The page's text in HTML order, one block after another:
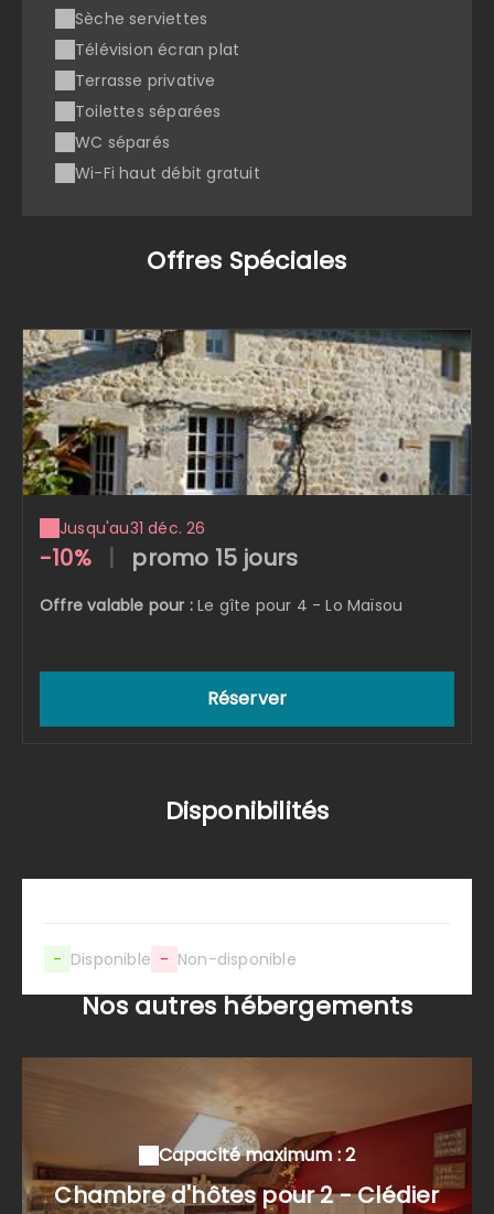
Sèche serviettes
Télévision écran plat
Terrasse privative
Toilettes séparées
WC séparés
Wi-Fi haut débit gratuit
Offres Spéciales
Jusqu'au31 déc. 26
-10% promo 15 jours
Offre valable pour :Le gîte pour 4 - Lo Maïsou
Réserver
Disponibilités
- Disponible - Non-disponible
Nos autres hébergements
Capacité maximum : 2
Chambre d'hôtes pour 2 - Clédier